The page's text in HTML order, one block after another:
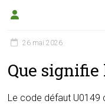
éthanol
26 mai 2026
Que signifie
Le code défaut U0149